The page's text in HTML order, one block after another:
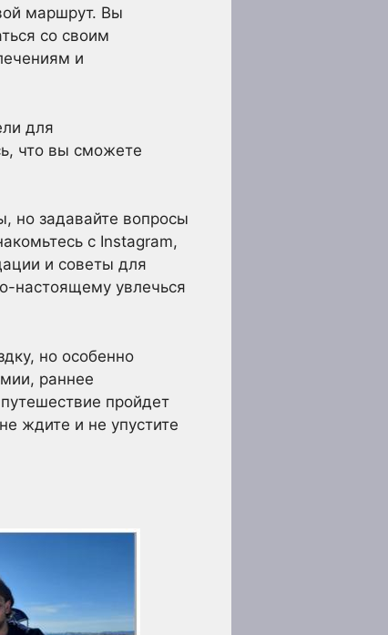
маршрут. Вы
со своим
и
для
что вы сможете
но задавайте вопросы
с Instagram,
и советы для
настоящему увлечься
но особенно
раннее
пройдет
ждите и не упустите